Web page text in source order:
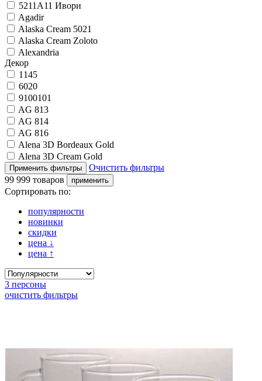
5211A11 Ивори
Agadir
Alaska Cream 5021
Alaska Cream Zoloto
Alexandria
Декор
1145
6020
9100101
AG 813
AG 814
AG 816
Alena 3D Bordeaux Gold
Alena 3D Cream Gold
Очистить фильтры
99 999 товаров
Сортировать по:
популярности
новинки
скидки
цена ↓
цена ↑
3 персоны
очистить фильтры